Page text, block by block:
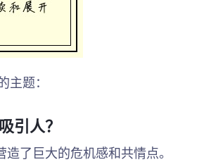
主题：
引人？
了巨大的危机感和共情点。